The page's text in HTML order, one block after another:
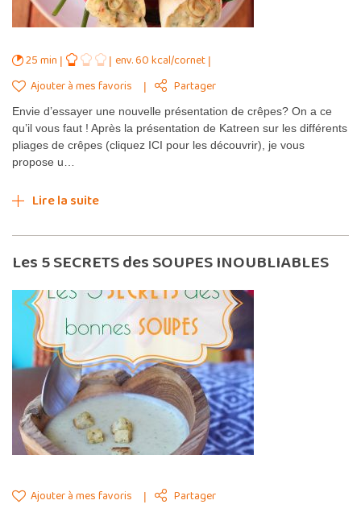
25 min
env. 60 kcal/cornet
Ajouter à mes favoris
Partager
Envie d’essayer une nouvelle présentation de crêpes? On a ce
qu’il vous faut ! Après la présentation de Katreen sur les différents
pliages de crêpes (cliquez ICI pour les découvrir), je vous
propose u…
Lire la suite
Les 5 SECRETS des SOUPES INOUBLIABLES
Ajouter à mes favoris Partager